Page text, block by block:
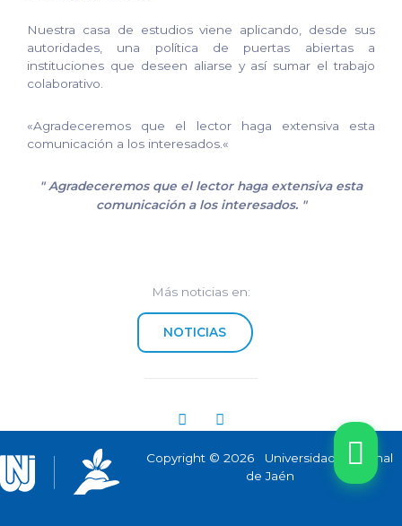
Nuestra casa de estudios viene aplicando, desde sus
autoridades, una política de puertas abiertas a
instituciones que deseen aliarse y así sumar el trabajo
colaborativo.
«Agradeceremos que el lector haga extensiva esta
comunicación a los interesados.«
"Agradeceremos que el lector haga extensiva esta
comunicación a los interesados. "
Más noticias en:
NOTICIAS
Copyright © 2026 Universidad Nacional
de Jaén